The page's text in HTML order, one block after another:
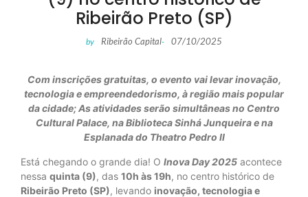
Ribeirão Preto (SP)
by Ribeirão Capital- 07/10/2025
Com inscrições gratuitas, o evento vai levar inovação,
tecnologia e empreendedorismo, à região mais popular
da cidade; As atividades serão simultâneas no Centro
Cultural Palace, na Biblioteca Sinhá Junqueira e na
Esplanada do Theatro Pedro II
Está chegando o grande dia! O Inova Day 2025 acontece
nessa quinta (9), das 10h às 19h, no centro histórico de
Ribeirão Preto (SP), levando inovação, tecnologia e